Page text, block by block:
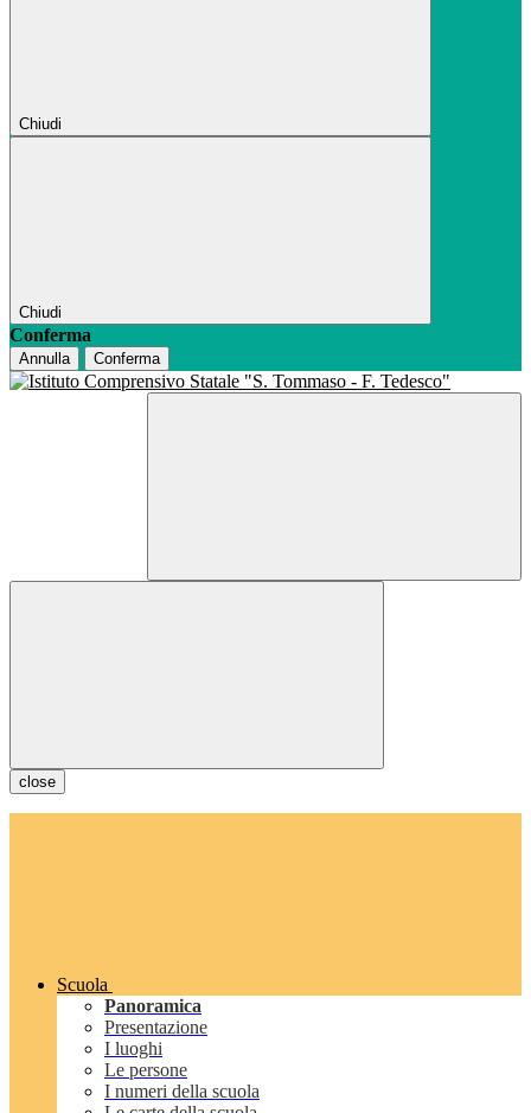
Chiudi
Chiudi
Conferma
Annulla Conferma
close
Scuola
Panoramica
Presentazione
I luoghi
Le persone
I numeri della scuola